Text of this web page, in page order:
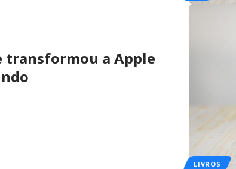
LIVROS
transformou a Apple